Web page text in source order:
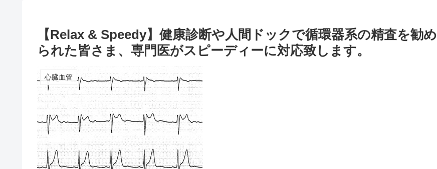
【Relax & Speedy】健康診断や人間ドックで循環器系の精査を勧め
られた皆さま、専門医がスピーディーに対応致します。
心臓血管